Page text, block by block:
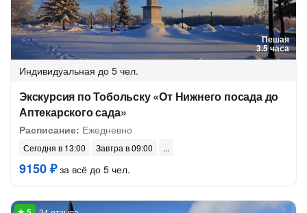
Пешая
3.5 часа
Индивидуальная до 5 чел.
Экскурсия по Тобольску «От Нижнего посада до
Аптекарского сада»
Расписание: Ежедневно
Сегодня в 13:00 Завтра в 09:00
9150 ₽за всё до 5 чел.